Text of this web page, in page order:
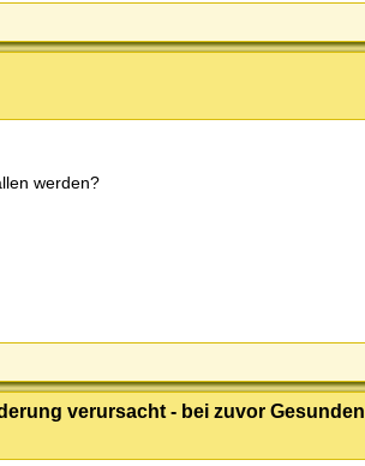
werden?
verursacht - bei zuvor Gesunden